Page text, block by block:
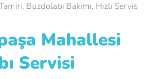
Buzdolabı Bakımı, Hızlı Servis
Mahallesi
Servisi